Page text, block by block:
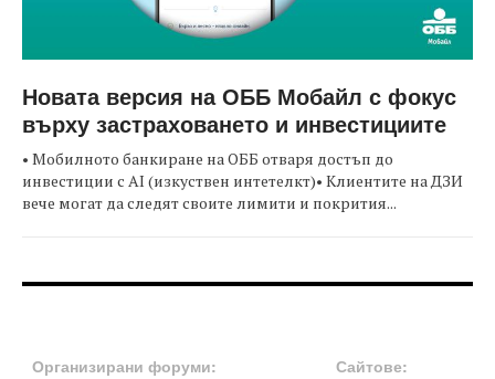
Новата версия на ОББ Мобайл с фокус
върху застраховането и инвестициите
• Мобилното банкиране на ОББ отваря достъп до
инвестиции с AI (изкуствен интетелкт)• Клиентите на ДЗИ
вече могат да следят своите лимити и покрития...
Организирани форуми: Сайтове: